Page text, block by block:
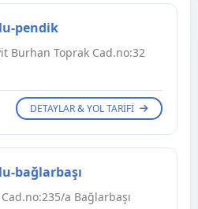
pendik
Burhan Toprak Cad.no:32
DETAYLAR & YOL TARIFI
bağlarbaşı
a Bağlarbaşı